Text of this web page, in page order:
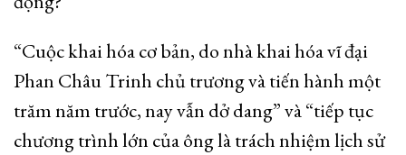
“Cuộc khai hóa cơ bản, do nhà khai hóa vĩ đại
Phan Châu Trinh chủ trương và tiến hành một
trăm năm trước, nay vẫn dở dang” và “tiếp tục
chương trình lớn của ông là trách nhiệm lịch sử